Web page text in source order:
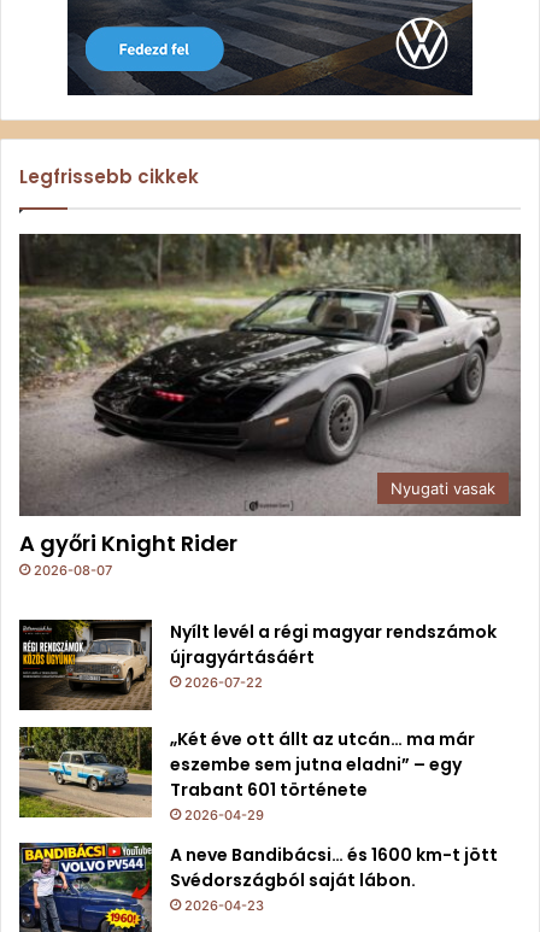
Legfrissebb cikkek
Nyugati vasak
A győri Knight Rider
2026-08-07
Nyílt levél a régi magyar rendszámok
újragyártásáért
2026-07-22
„Két éve ott állt az utcán… ma már
eszembe sem jutna eladni” – egy
Trabant 601 története
2026-04-29
A neve Bandibácsi… és 1600 km-t jött
Svédországból saját lábon.
2026-04-23